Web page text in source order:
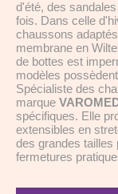
d'été, des
fois. Dans celle
chaussons
membrane en
de bottes est
modèles
Spécialiste des
marque
spécifiques. Elle
extensibles en
des grandes tailles
fermetures